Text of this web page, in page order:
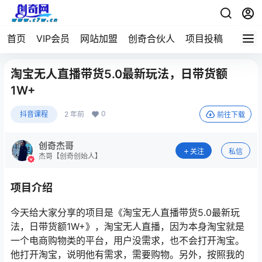
首页 VIP会员 网站加盟 创奇合伙人 项目投稿
淘宝无人直播带货5.0最新玩法，日带货额
1W+
抖音课程 2 年前 0 前往下载
创奇杰哥
杰哥【创奇创始人】
关注 私信
项目介绍
今天给大家分享的项目是《淘宝无人直播带货5.0最新玩
法，日带货额1W+》，淘宝无人直播，因为本身淘宝就是
一个电商购物类的平台，用户没需求，也不会打开淘宝。
他打开淘宝，说明他有需求，需要购物。另外，按照我的